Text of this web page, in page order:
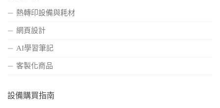
熱轉印設備與耗材
網頁設計
AI學習筆記
客製化商品
設備購買指南